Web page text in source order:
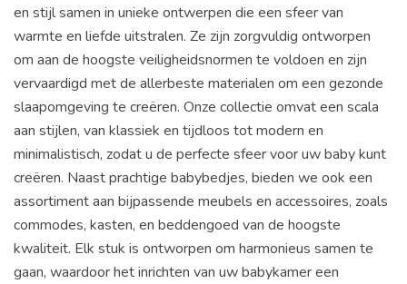
en stijl samen in unieke ontwerpen die een sfeer van
warmte en liefde uitstralen. Ze zijn zorgvuldig ontworpen
om aan de hoogste veiligheidsnormen te voldoen en zijn
vervaardigd met de allerbeste materialen om een gezonde
slaapomgeving te creëren. Onze collectie omvat een scala
aan stijlen, van klassiek en tijdloos tot modern en
minimalistisch, zodat u de perfecte sfeer voor uw baby kunt
creëren. Naast prachtige babybedjes, bieden we ook een
assortiment aan bijpassende meubels en accessoires, zoals
commodes, kasten, en beddengoed van de hoogste
kwaliteit. Elk stuk is ontworpen om harmonieus samen te
gaan, waardoor het inrichten van uw babykamer een